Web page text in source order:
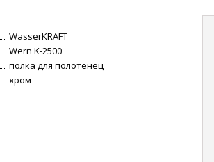
WasserKRAFT
Wern K-2500
полка для полотенец
хром